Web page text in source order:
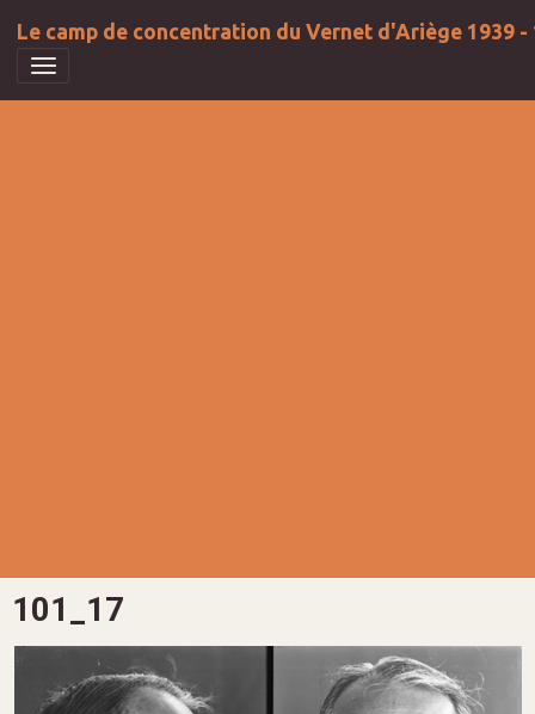
Le camp de concentration du Vernet d'Ariège 1939 -
101_17